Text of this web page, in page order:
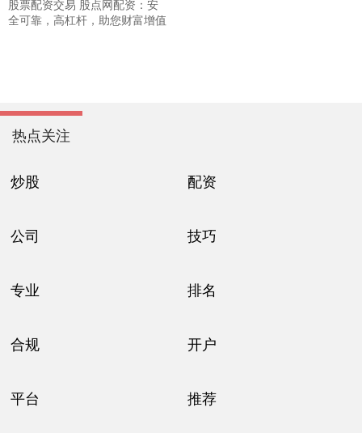
股票配资交易 股点网配资：安
全可靠，高杠杆，助您财富增值
热点关注
炒股 配资
公司 技巧
专业 排名
合规 开户
平台 推荐